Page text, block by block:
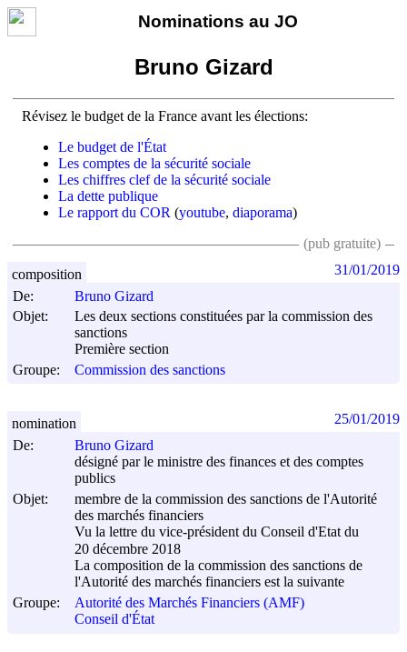
Nominations au JO
Bruno Gizard
Révisez le budget de la France avant les élections:
Le budget de l'État
Les comptes de la sécurité sociale
Les chiffres clef de la sécurité sociale
La dette publique
Le rapport du COR (youtube, diaporama)
(pub gratuite)
De:
Bruno Gizard
Objet:
Les deux sections constituées par la commission des
sanctions
Première section
Groupe:
Commission des sanctions
composition 31/01/2019
De:
Bruno Gizard
désigné par le ministre des finances et des comptes
publics
Objet:
membre de la commission des sanctions de l'Autorité
des marchés financiers
Vu la lettre du vice-président du Conseil d'Etat du
20 décembre 2018
La composition de la commission des sanctions de
l'Autorité des marchés financiers est la suivante
Groupe:
Autorité des Marchés Financiers (AMF)
Conseil d'État
nomination 25/01/2019